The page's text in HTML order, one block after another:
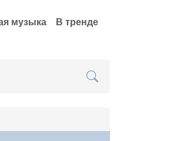
музыка В тренде